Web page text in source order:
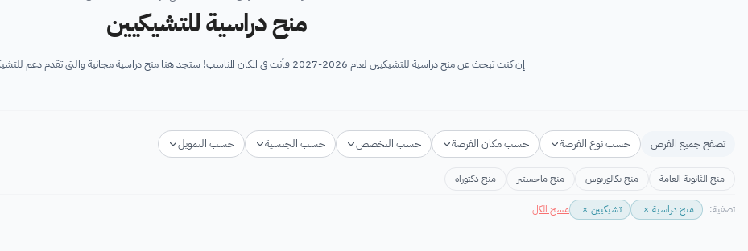
منح دراسية للتشيكيين
إن كنت تبحث عن منح دراسية للتشيكيين لعام 2026-2027 فأنت في المكان المناسب! ستجد هنا منح دراسية مجانية والتي تقدم دعم للتشيكيين الراغبين في م...
تصفح جميع الفرص حسب نوع الفرصة حسب مكان الفرصة حسب التخصص حسب الجنسية حسب التمويل
منح الثانوية العامة منح بكالوريوس منح ماجستير منح دكتوراه
تصفية: منح دراسية × تشيكيين × مسح الكل